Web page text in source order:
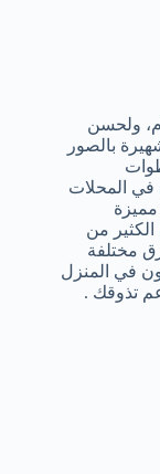
ولحسن
بالصور
في المحلات
مميزة
من
مختلفة
في المنزل
تذوقك .